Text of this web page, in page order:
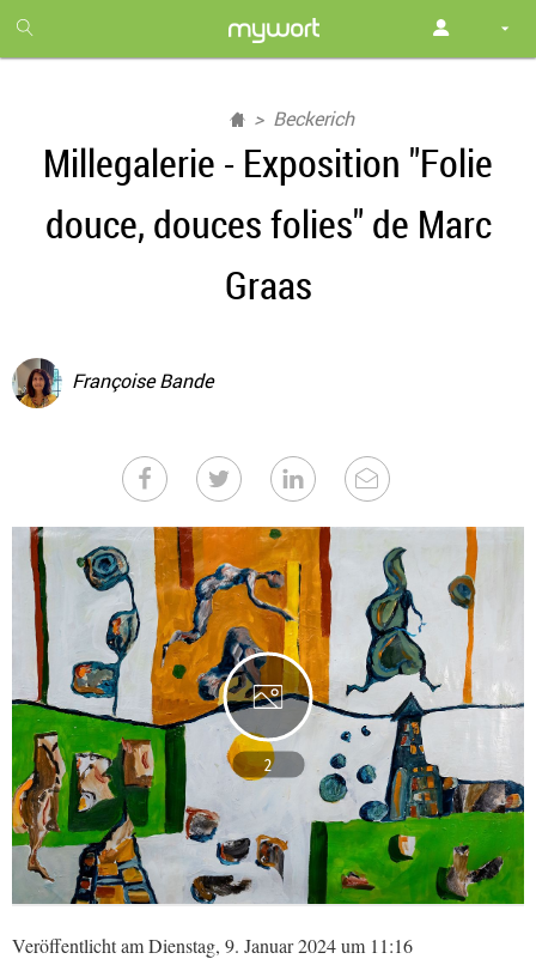
month
free
Beckerich
Millegalerie - Exposition "Folie
douce, douces folies" de Marc
Graas
Françoise Bande
2
Veröffentlicht am Dienstag, 9. Januar 2024 um 11:16